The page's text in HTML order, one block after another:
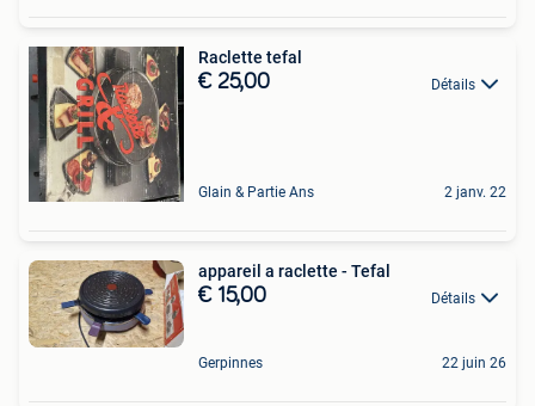
Raclette tefal
€ 25,00 Détails
Glain & Partie Ans 2 janv. 22
appareil a raclette - Tefal
€ 15,00 Détails
Gerpinnes 22 juin 26